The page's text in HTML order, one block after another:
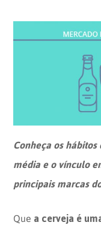
Conheça os
média e o vínculo
principais marcas
Que a cerveja é